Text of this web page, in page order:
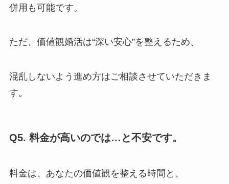
併用も可能です。
ただ、価値観婚活は“深い安心”を整えるため、
混乱しないよう進め方はご相談させていただきま
す。
Q5. 料金が高いのでは…と不安です。
料金は、あなたの価値観を整える時間と、